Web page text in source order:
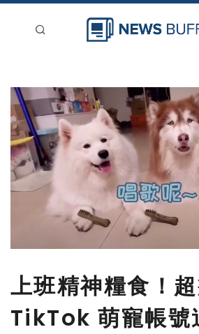
新聞稿分類
登入
刊登
上班精神糧食！
TikTok 萌寵帳號